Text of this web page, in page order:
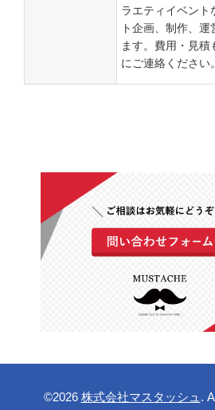
ラエティイベント
ト企画、制作、
ます。費用・見
にご連絡ください。
©2026 株式会社マスタッシュ .